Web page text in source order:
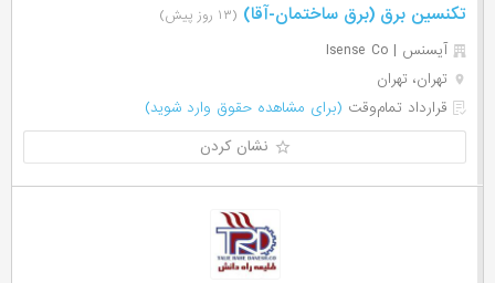
تکنسین برق (برق ساختمان-آقا) (۱۳ روز پیش)
آیسنس | Isense Co
تهران، تهران
قرارداد تمام‌وقت (برای مشاهده حقوق وارد شوید)
نشان کردن